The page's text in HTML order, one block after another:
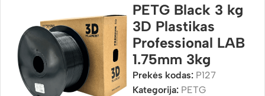
PETG Black 3 kg
3D Plastikas
Professional LAB
1.75mm 3kg
Prekės kodas: P127
Kategorija: PETG